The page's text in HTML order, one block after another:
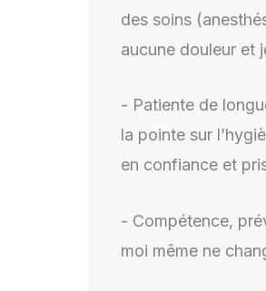
des soins
aucune douleur et
- Patiente de
la pointe sur
en confiance et
- Compétence,
moi même ne